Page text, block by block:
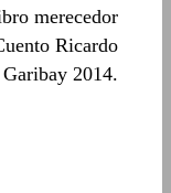
merecedor
Ricardo
Garibay 2014.